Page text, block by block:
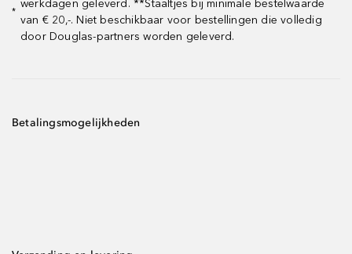
*
werkdagen geleverd. **Staaltjes bij minimale bestelwaarde
van € 20,-. Niet beschikbaar voor bestellingen die volledig
door Douglas-partners worden geleverd.
Betalingsmogelijkheden